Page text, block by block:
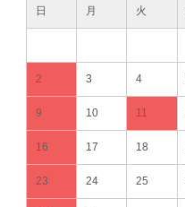
日 月 火
2 3 4
9 10 11
16 17 18
23 24 25